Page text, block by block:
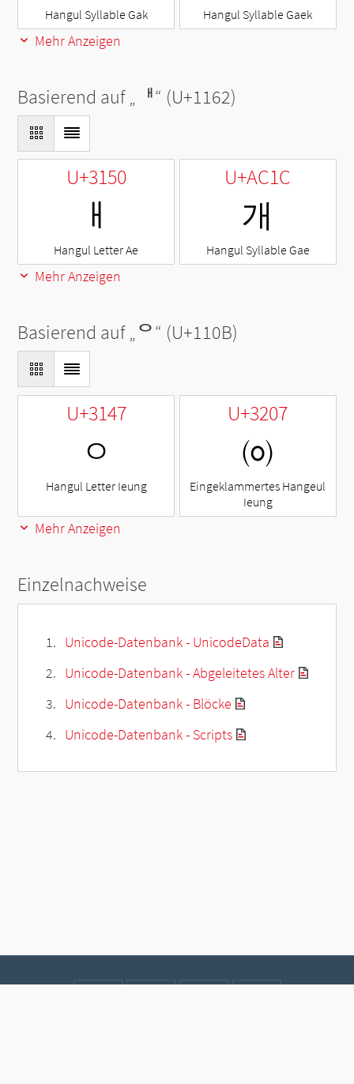
Hangul Syllable Gak Hangul Syllable Gaek
Mehr Anzeigen
Basierend auf „ ᅢ“ (U+1162)
U+3150
ㅐ
Hangul Letter Ae
U+AC1C
개
Hangul Syllable Gae
Mehr Anzeigen
Basierend auf „ᄋ“ (U+110B)
U+3147
ㅇ
Hangul Letter Ieung
U+3207
㈇
Eingeklammertes Hangeul
Ieung
Mehr Anzeigen
Einzelnachweise
Unicode-Datenbank - UnicodeData
Unicode-Datenbank - Abgeleitetes Alter
Unicode-Datenbank - Blöcke
Unicode-Datenbank - Scripts